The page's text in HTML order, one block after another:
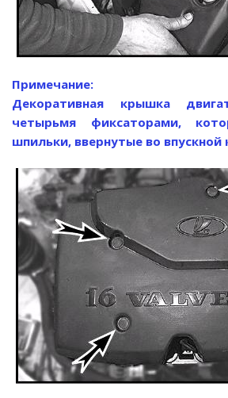
Примечание:
Декоративная крышка
четырьмя фиксаторами,
шпильки, ввернутые во впускной